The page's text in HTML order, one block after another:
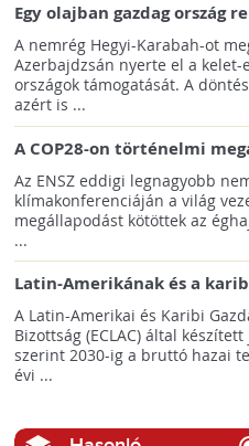
Egy olajban gazdag ország
jövőre a COP29 klímacsúcsot
A nemrég Hegyi-Karabah-ot
Azerbajdzsán nyerte el a kelet-
országok támogatását. A
azért is ...
A COP28-on történelmi
született! - Összefoglaló az
klímacsúcsáról
Az ENSZ eddigi legnagyobb
klímakonferenciáján a világ
megállapodást kötöttek az
...
Latin-Amerikának és a
térségnek növelniük kell
az éghajlatvédelmi célok
A Latin-Amerikai és Karibi
Bizottság (ECLAC) által
szerint 2030-ig a bruttó hazai
évi ...